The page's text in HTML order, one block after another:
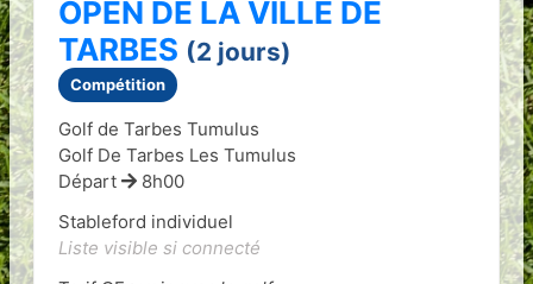
OPEN DE LA VILLE DE
TARBES (2 jours)
Compétition
Golf de Tarbes Tumulus
Golf De Tarbes Les Tumulus
Départ
8h00
Stableford individuel
Liste visible si connecté